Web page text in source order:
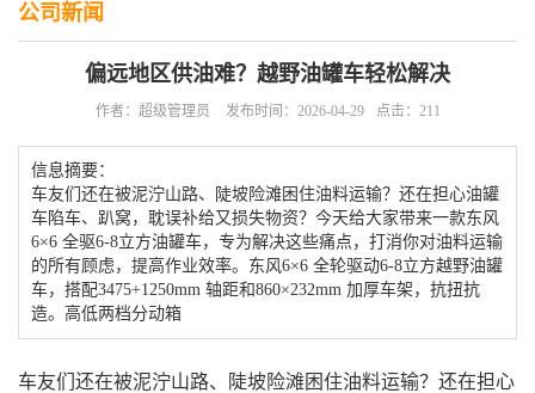
公司新闻
偏远地区供油难？越野油罐车轻松解决
作者：超级管理员 发布时间：2026-04-29 点击：211
信息摘要：
车友们还在被泥泞山路、陡坡险滩困住油料运输？还在担心油罐
车陷车、趴窝，耽误补给又损失物资？今天给大家带来一款东风
6×6 全驱6-8立方油罐车，专为解决这些痛点，打消你对油料运输
的所有顾虑，提高作业效率。东风6×6 全轮驱动6-8立方越野油罐
车，搭配3475+1250mm 轴距和860×232mm 加厚车架，抗扭抗
造。高低两档分动箱
车友们还在被泥泞山路、陡坡险滩困住油料运输？还在担心